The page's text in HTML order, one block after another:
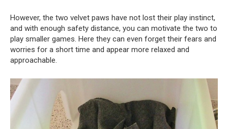
However, the two velvet paws have not lost their play instinct,
and with enough safety distance, you can motivate the two to
play smaller games. Here they can even forget their fears and
worries for a short time and appear more relaxed and
approachable.